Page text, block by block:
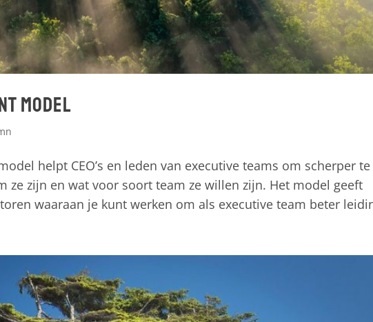
Model
helpt CEO’s en leden van executive teams om scherper te
ze zijn en wat voor soort team ze willen zijn. Het model geeft
waaraan je kunt werken om als executive team beter